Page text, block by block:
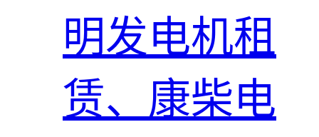
明发电机租
赁、康柴电